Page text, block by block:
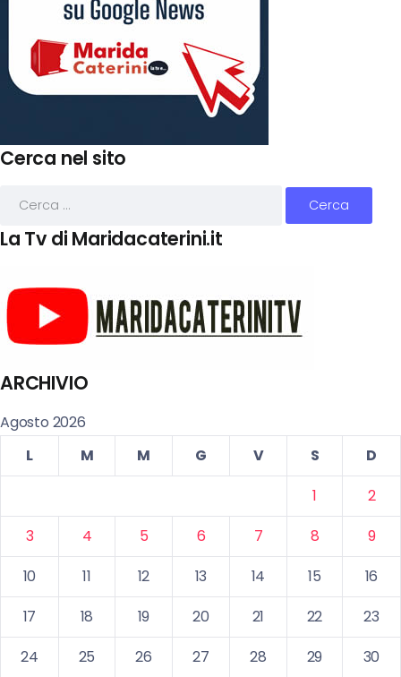
Cerca nel sito
La Tv di Maridacaterini.it
ARCHIVIO
Agosto 2026
L
M M G V S
D
1
2
3
4 5 6 7 8
9
10
11 12 13 14 15
16
17
18 19 20 21 22
23
24
25 26 27 28 29
30